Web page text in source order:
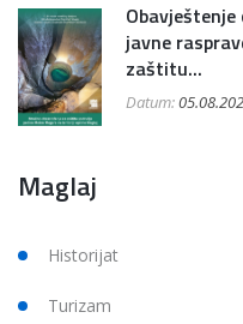
javne
zaštitu...
Datum:
Maglaj
Historijat
Turizam